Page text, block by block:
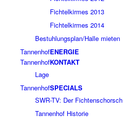
Fichtelkirmes 2013
Fichtelkirmes 2014
Bestuhlungsplan/Halle mieten
TannenhofENERGIE
TannenhofKONTAKT
Lage
TannenhofSPECIALS
SWR-TV: Der Fichtenschorsch
Tannenhof Historie